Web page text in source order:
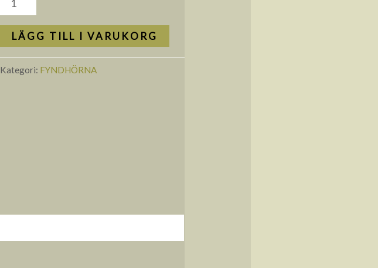
LÄGG TILL I VARUKORG
Kategori: FYNDHÖRNA